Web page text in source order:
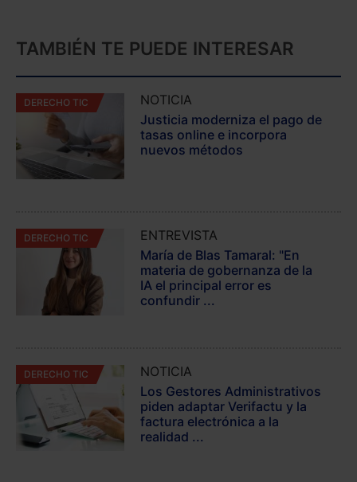
TAMBIÉN TE PUEDE INTERESAR
DERECHO TIC
NOTICIA
Justicia moderniza el pago de
tasas online e incorpora
nuevos métodos
DERECHO TIC
ENTREVISTA
María de Blas Tamaral: "En
materia de gobernanza de la
IA el principal error es
confundir ...
DERECHO TIC
NOTICIA
Los Gestores Administrativos
piden adaptar Verifactu y la
factura electrónica a la
realidad ...